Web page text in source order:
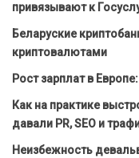
привязывают к
Беларуские
криптовалютами
Рост зарплат в
Как на практике
давали PR, SEO и
Неизбежность